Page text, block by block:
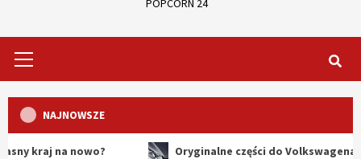
POPCORN 24
Menu
NAJNOWSZE
na nowo? Oryginalne części do Volkswagena –